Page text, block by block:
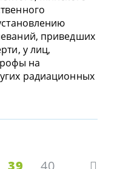
приведших
у лиц,
на
радиационных
39
40